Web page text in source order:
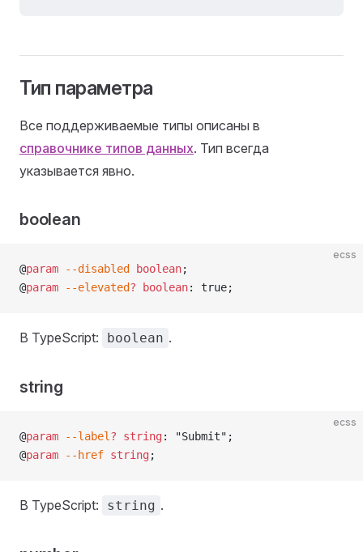
Тип параметра
Все поддерживаемые типы описаны в
справочнике типов данных. Тип всегда
указывается явно.
boolean
ecss
@param --disabled boolean;
@param --elevated? boolean: true;
В TypeScript: boolean .
string
ecss
@param --label ? string: "Submit";
@param --href string;
В TypeScript: string .